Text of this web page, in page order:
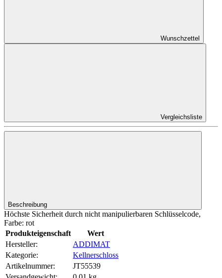
Wunschzettel
Vergleichsliste
Beschreibung
Höchste Sicherheit durch nicht manipulierbaren Schlüsselcode,
Farbe: rot
Produkteigenschaft
Wert
Hersteller:
ADDIMAT
Kategorie:
Kellnerschloss
Artikelnummer:
JT55539